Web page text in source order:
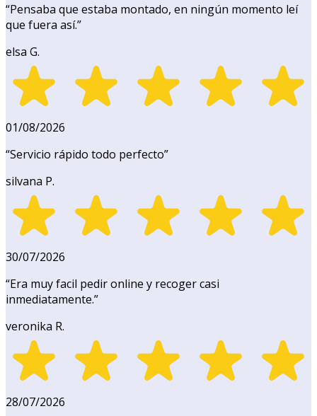
“Pensaba que estaba montado, en ningún momento leí
que fuera así.”
elsa G.
01/08/2026
“Servicio rápido todo perfecto”
silvana P.
30/07/2026
“Era muy facil pedir online y recoger casi
inmediatamente.”
veronika R.
28/07/2026